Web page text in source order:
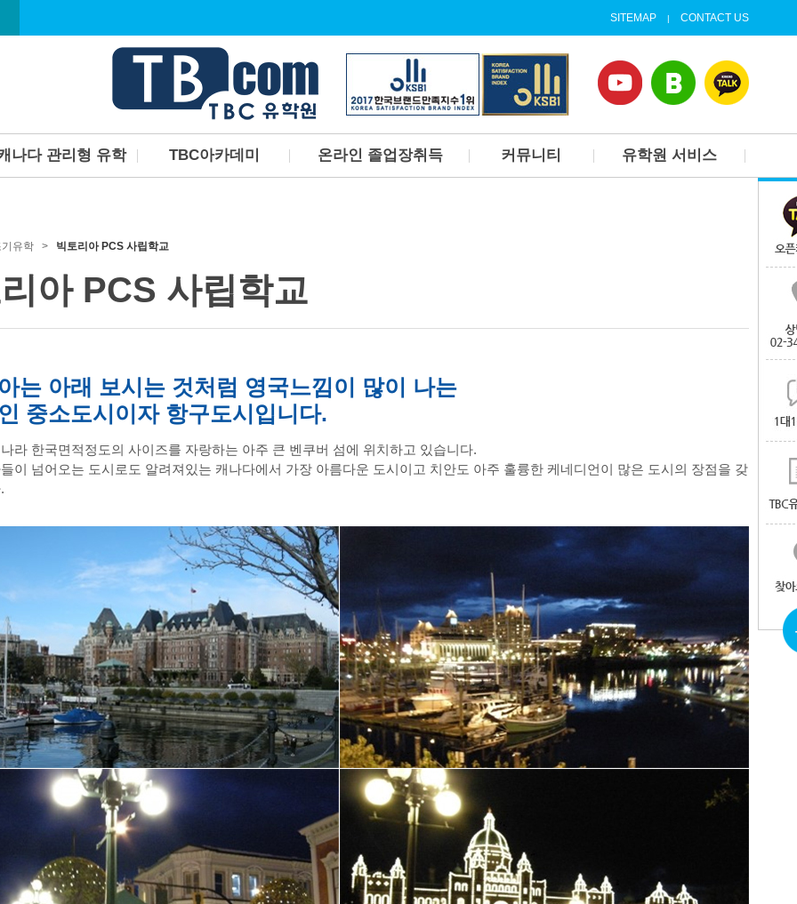
SITEMAP | CONTACT US
나다 관리형 유학 TBC아카데미
TBC아카데미 선생님소개
온라인 졸업장취득 커뮤니티 유학원 서비스
유학 > 빅토리아 PCS 사립학교
아 PCS 사립학교
는 아래 보시는 것처럼 영국느낌이 많이 나는
중소도시이자 항구도시입니다.
라 한국면적정도의 사이즈를 자랑하는 아주 큰 벤쿠버 섬에 위치하고 있습니다.
이 넘어오는 도시로도 알려져있는 캐나다에서 가장 아름다운 도시이고 치안도 아주 훌륭한 케네디언이 많은 도시의 장점을 갖
.